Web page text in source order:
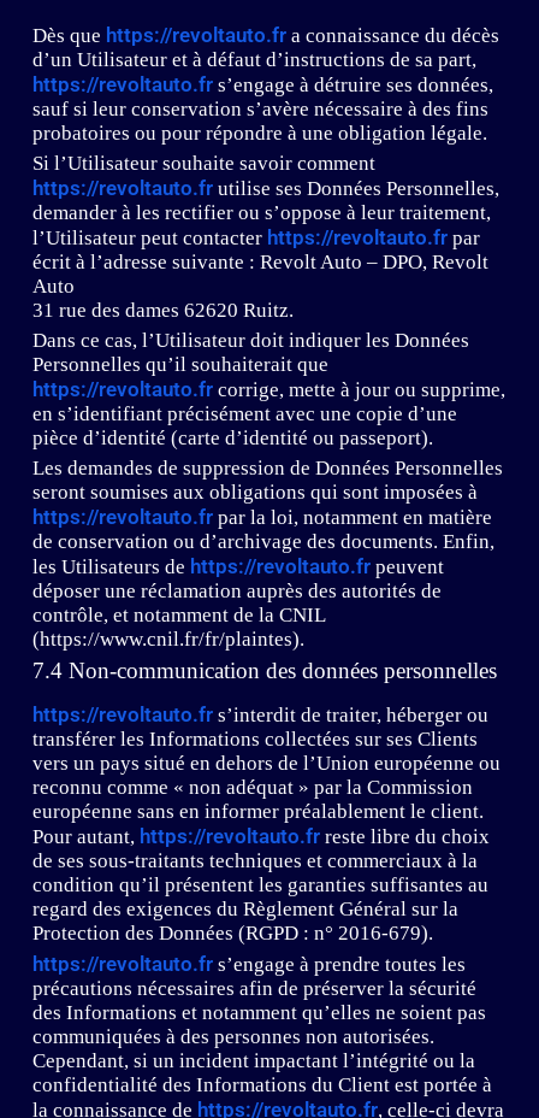
Dès que https://revoltauto.fra connaissance du décès
d’un Utilisateur et à défaut d’instructions de sa part,
https://revoltauto.frs’engage à détruire ses données,
sauf si leur conservation s’avère nécessaire à des fins
probatoires ou pour répondre à une obligation légale.
Si l’Utilisateur souhaite savoir comment
https://revoltauto.frutilise ses Données Personnelles,
demander à les rectifier ou s’oppose à leur traitement,
l’Utilisateur peut contacter https://revoltauto.frpar
écrit à l’adresse suivante : Revolt Auto – DPO, Revolt
Auto
31 rue des dames 62620 Ruitz.
Dans ce cas, l’Utilisateur doit indiquer les Données
Personnelles qu’il souhaiterait que
https://revoltauto.frcorrige, mette à jour ou supprime,
en s’identifiant précisément avec une copie d’une
pièce d’identité (carte d’identité ou passeport).
Les demandes de suppression de Données Personnelles
seront soumises aux obligations qui sont imposées à
https://revoltauto.frpar la loi, notamment en matière
de conservation ou d’archivage des documents. Enfin,
les Utilisateurs de https://revoltauto.frpeuvent
déposer une réclamation auprès des autorités de
contrôle, et notamment de la CNIL
(https://www.cnil.fr/fr/plaintes).
7.4 Non-communication des données personnelles
https://revoltauto.frs’interdit de traiter, héberger ou
transférer les Informations collectées sur ses Clients
vers un pays situé en dehors de l’Union européenne ou
reconnu comme « non adéquat » par la Commission
européenne sans en informer préalablement le client.
Pour autant, https://revoltauto.frreste libre du choix
de ses sous-traitants techniques et commerciaux à la
condition qu’il présentent les garanties suffisantes au
regard des exigences du Règlement Général sur la
Protection des Données (RGPD : n° 2016-679).
https://revoltauto.frs’engage à prendre toutes les
précautions nécessaires afin de préserver la sécurité
des Informations et notamment qu’elles ne soient pas
communiquées à des personnes non autorisées.
Cependant, si un incident impactant l’intégrité ou la
confidentialité des Informations du Client est portée à
la connaissance de https://revoltauto.fr, celle-ci devra